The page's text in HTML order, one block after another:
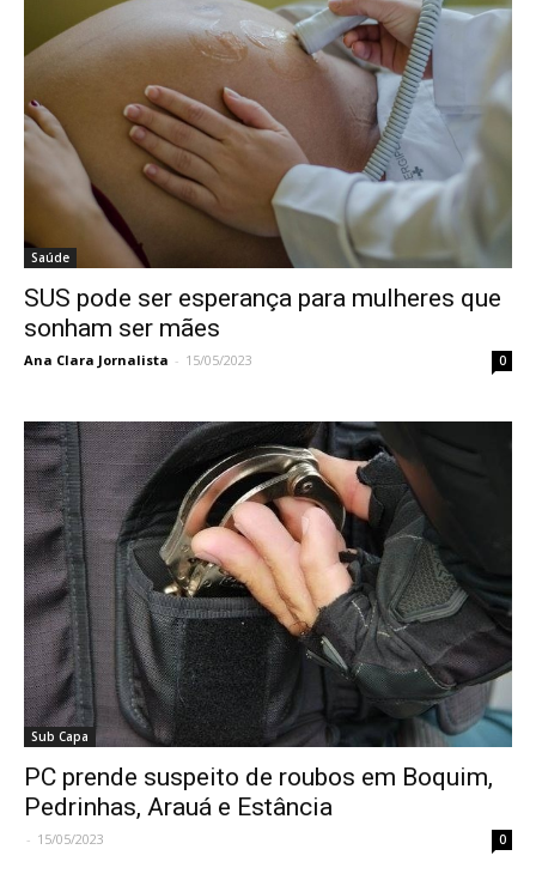
Saúde
SUS pode ser esperança para mulheres que
sonham ser mães
Ana Clara Jornalista - 15/05/2023 0
Sub Capa
PC prende suspeito de roubos em Boquim,
Pedrinhas, Arauá e Estância
- 15/05/2023 0